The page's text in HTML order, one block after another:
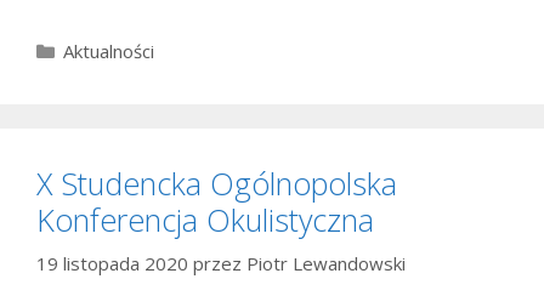
Kategorie
Aktualności
X Studencka Ogólnopolska
Konferencja Okulistyczna
19 listopada 2020 przez Piotr Lewandowski